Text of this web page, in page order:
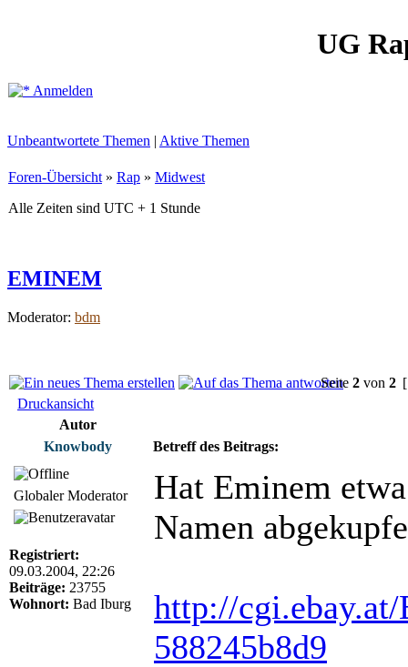
UG
Anmelden
Unbeantwortete Themen | Aktive Themen
Foren-Übersicht » Rap » Midwest
Alle Zeiten sind UTC + 1 Stunde
EMINEM
Moderator: bdm
Seite 2 von 2
Druckansicht
Autor
Knowbody
Betreff des Beitrags:
Globaler Moderator
Registriert:
09.03.2004, 22:26
Beiträge: 23755
Wohnort: Bad Iburg
Hat Eminem
Namen
http://
588245b8d9